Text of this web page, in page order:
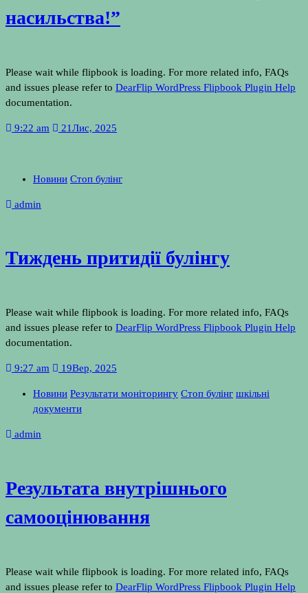
насильства!”
Please wait while flipbook is loading. For more related info, FAQs
and issues please refer to DearFlip WordPress Flipbook Plugin Help
documentation.
9:22 am 21Лис, 2025
Новини Стоп булінг
admin
Тиждень притидії булінгу
Please wait while flipbook is loading. For more related info, FAQs
and issues please refer to DearFlip WordPress Flipbook Plugin Help
documentation.
9:27 am 19Вер, 2025
Новини Результати моніторингу Стоп булінг шкільні
документи
admin
Результата внутрішнього
самооцінювання
Please wait while flipbook is loading. For more related info, FAQs
and issues please refer to DearFlip WordPress Flipbook Plugin Help